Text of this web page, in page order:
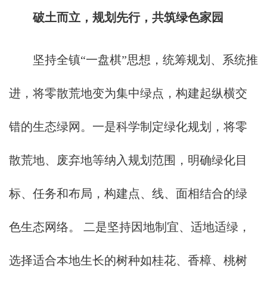
破土而立，规划先行， 共筑绿色家园
坚持全镇“一盘棋”思想，统筹规划、系统推
进，将零散荒地变为集中绿点，构建起纵横交
错的生态绿网。一是科学制定绿化规划，将零
散荒地、废弃地等纳入规划范围，明确绿化目
标、任务和布局，构建点、线、面相结合的绿
色生态网络。 二是坚持因地制宜、适地适绿，
选择适合本地生长的树种如桂花、香樟、桃树